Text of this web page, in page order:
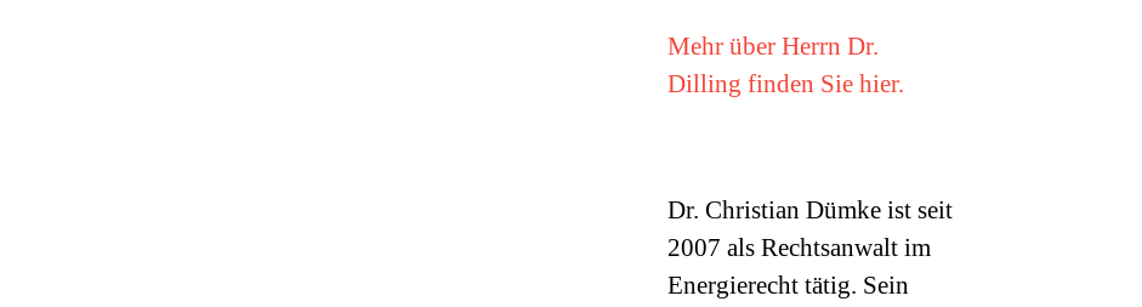
Mehr über Herrn Dr.
Dilling finden Sie hier.
Dr. Christian Dümke ist seit
2007 als Rechtsanwalt im
Energierecht tätig. Sein